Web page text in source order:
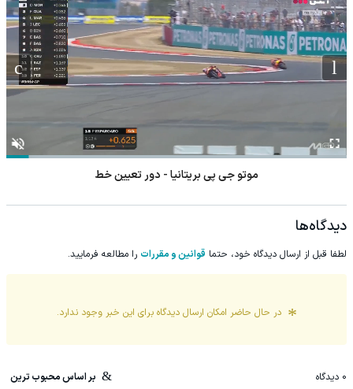
موتو جی پی بریتانیا - دور تعیین خط
دیدگاه‌ها
لطفا قبل از ارسال دیدگاه خود، حتما قوانین و مقررات را مطالعه فرمایید.
در حال حاضر امکان ارسال دیدگاه برای این خبر وجود ندارد.
0 دیدگاه بر اساس محبوب ترین